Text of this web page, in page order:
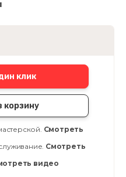
клик
корзину
Смотреть
Смотреть
видео